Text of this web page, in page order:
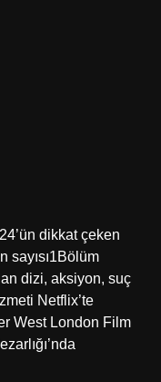
dikkat çeken
sayısı1Bölüm
dizi, aksiyon, suç
Netflix’te
West London Film